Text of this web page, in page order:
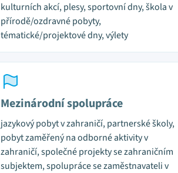
kulturních akcí, plesy, sportovní dny, škola v
přírodě/ozdravné pobyty,
tématické/projektové dny, výlety
Mezinárodní spolupráce
jazykový pobyt v zahraničí, partnerské školy,
pobyt zaměřený na odborné aktivity v
zahraničí, společné projekty se zahraničním
subjektem, spolupráce se zaměstnavateli v